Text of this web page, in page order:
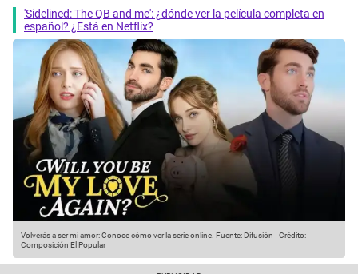
'Sidelined: The QB and me': ¿dónde ver la película completa en
español? ¿Está en Netflix?
Volverás a ser mi amor: Conoce cómo ver la serie online. Fuente: Difusión -Crédito:
Composición El Popular